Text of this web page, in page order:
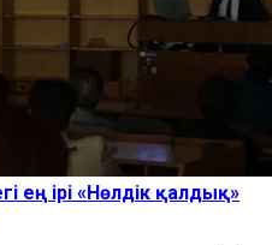
ең ірі «Нөлдік қалдық»